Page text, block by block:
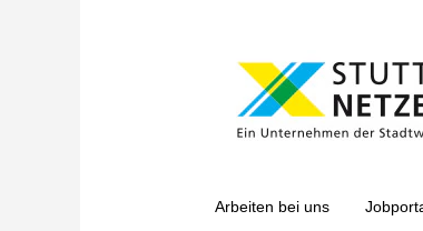
Arbeiten bei uns
Mehr Optionen anzeigen
Wählen Sie aus, wie oft (in Tagen) Sie